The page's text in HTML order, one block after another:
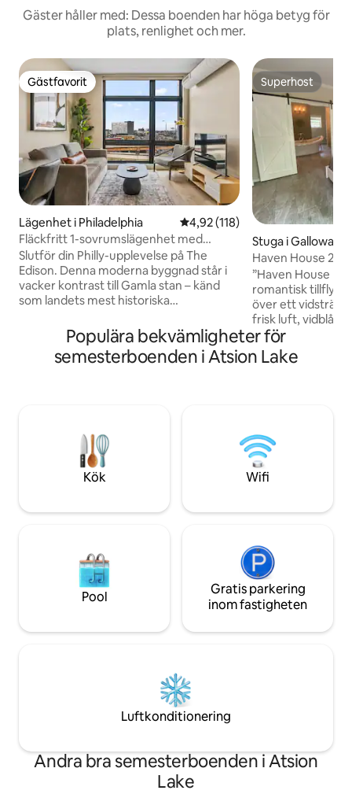
Gäster håller med: Dessa boenden har höga betyg för
plats, renlighet och mer.
Gästfavorit
Gästfavorit
Lägenhet i Philadelphia 4,92 av 5 i genomsnittligt
4,92 (118)
Fläckfritt 1-sovrumslägenhet med
takterrass|Gamla stan|Förstklassig utsikt
Slutför din Philly-upplevelse på The
Edison. Denna moderna byggnad står i
vacker kontrast till Gamla stan – känd
som landets mest historiska
bästa restaurangerna, affärer,
Independence Hall, Liberty Bell, Race
Street Pier och mycket mer! Bara 10
närliggande parkeringsplats för 20 $/dag
➢Delad takterrass med panoramautsikt
➢Arbetsyta ➢Tvättmaskin/torktumlare i
boendet ➢Gästsupport dygnet runt
Superhost
Superhost
Stuga i Galloway
Haven House 2
bakre däck
”Haven House på
romantisk
över ett
frisk luft, vidblå
badkaret för två
ljuskrona, och
ett vardagsrum
Husdjursvänligt (i
promenad till
ovanför,
gym i närheten.
Populära bekvämligheter för
semesterboenden i Atsion Lake
Kök Wifi
Pool
Gratis parkering
inom fastigheten
Luftkonditionering
Andra bra semesterboenden i Atsion
Lake